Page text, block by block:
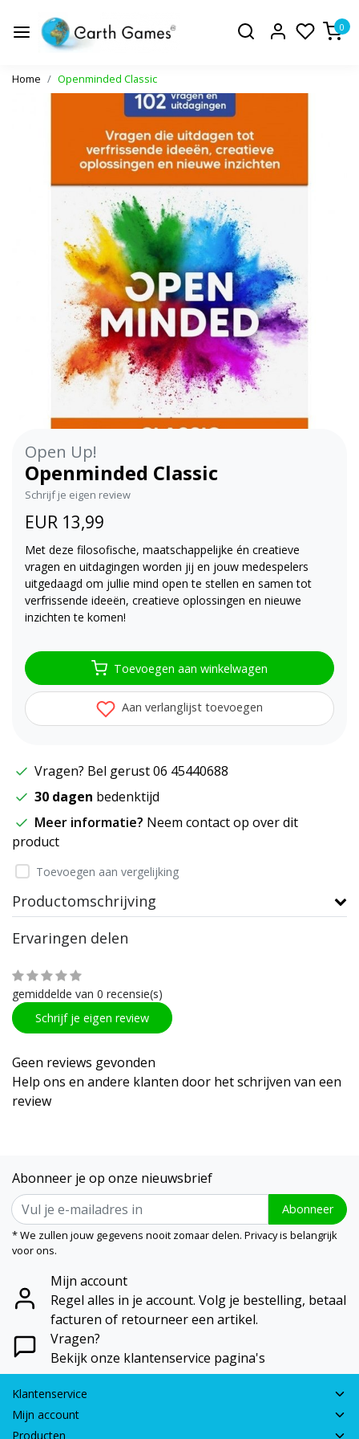
0
Home Openminded Classic
Open Up!
Openminded Classic
Schrijf je eigen review
EUR 13,99
Met deze filosofische, maatschappelijke én creatieve
vragen en uitdagingen worden jij en jouw medespelers
uitgedaagd om jullie mind open te stellen en samen tot
verfrissende ideeën, creatieve oplossingen en nieuwe
inzichten te komen!
Toevoegen aan winkelwagen
Aan verlanglijst toevoegen
Vragen? Bel gerust 06 45440688
30 dagen bedenktijd
Meer informatie? Neem contact op over dit
product
Toevoegen aan vergelijking
Productomschrijving
Ervaringen delen
gemiddelde van 0 recensie(s)
Schrijf je eigen review
Geen reviews gevonden
Help ons en andere klanten door het schrijven van een
review
Abonneer je op onze nieuwsbrief
Abonneer
* We zullen jouw gegevens nooit zomaar delen. Privacy is belangrijk
voor ons.
Mijn account
Regel alles in je account. Volg je bestelling, betaal
facturen of retourneer een artikel.
Vragen?
Bekijk onze klantenservice pagina's
Klantenservice
Mijn account
Producten